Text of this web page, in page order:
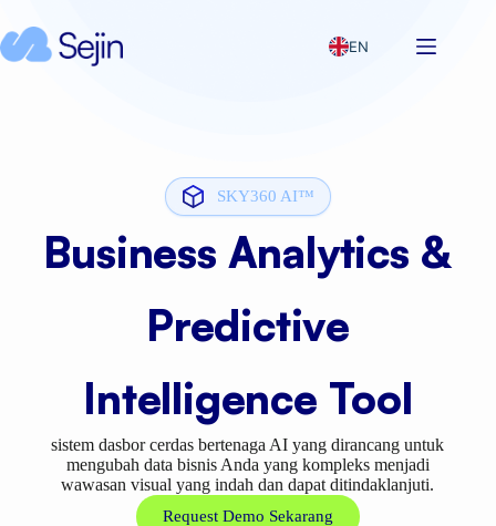
EN
SKY360 AI™
Business Analytics &
Predictive
Intelligence Tool
sistem dasbor cerdas bertenaga AI yang dirancang untuk
mengubah data bisnis Anda yang kompleks menjadi
wawasan visual yang indah dan dapat ditindaklanjuti.
Request Demo Sekarang